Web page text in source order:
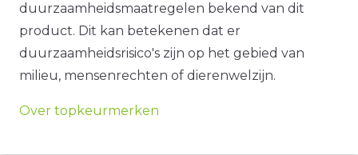
duurzaamheidsmaatregelen bekend van dit
product. Dit kan betekenen dat er
duurzaamheidsrisico's zijn op het gebied van
milieu, mensenrechten of dierenwelzijn.
Over topkeurmerken